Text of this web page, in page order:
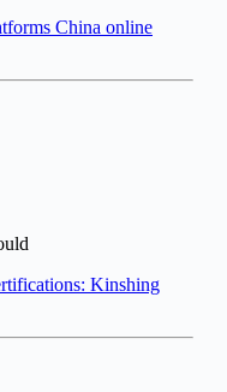
China online
Kinshing